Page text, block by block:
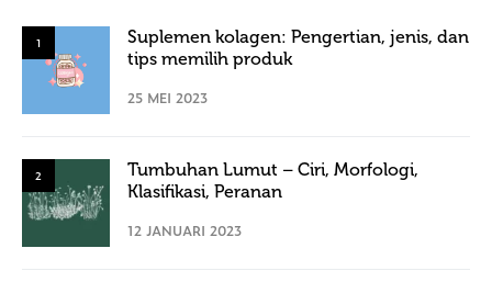
1
Suplemen kolagen: Pengertian, jenis, dan
tips memilih produk
25 MEI 2023
2
Tumbuhan Lumut – Ciri, Morfologi,
Klasifikasi, Peranan
12 JANUARI 2023